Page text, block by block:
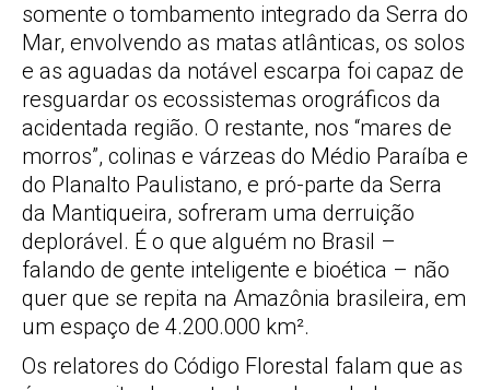
somente o tombamento integrado da Serra do
Mar, envolvendo as matas atlânticas, os solos
e as aguadas da notável escarpa foi capaz de
resguardar os ecossistemas orográficos da
acidentada região. O restante, nos “mares de
morros”, colinas e várzeas do Médio Paraíba e
do Planalto Paulistano, e pró-parte da Serra
da Mantiqueira, sofreram uma derruição
deplorável. É o que alguém no Brasil –
falando de gente inteligente e bioética – não
quer que se repita na Amazônia brasileira, em
um espaço de 4.200.000 km².
Os relatores do Código Florestal falam que as